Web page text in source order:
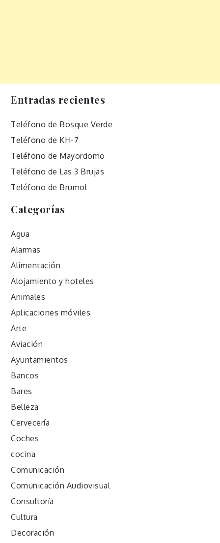
Entradas recientes
Teléfono de Bosque Verde
Teléfono de KH-7
Teléfono de Mayordomo
Teléfono de Las 3 Brujas
Teléfono de Brumol
Categorías
Agua
Alarmas
Alimentación
Alojamiento y hoteles
Animales
Aplicaciones móviles
Arte
Aviación
Ayuntamientos
Bancos
Bares
Belleza
Cervecería
Coches
cocina
Comunicación
Comunicación Audiovisual
Consultoría
Cultura
Decoración